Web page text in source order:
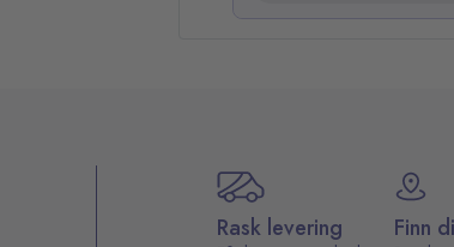
Rask levering Finn